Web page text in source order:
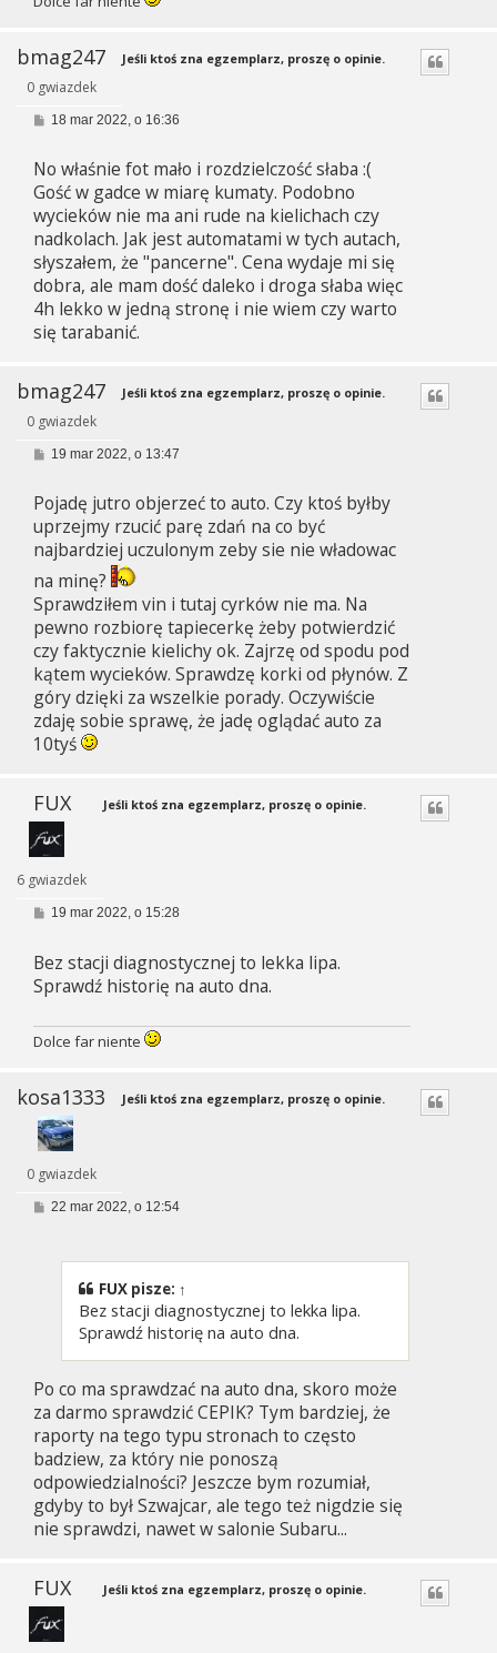
bmag247
0 gwiazdek
Jeśli ktoś zna egzemplarz, proszę o opinie.
P
t
18 mar 2022, o 16:36
No właśnie fot mało i rozdzielczość słaba :(
Gość w gadce w miarę kumaty. Podobno
wycieków nie ma ani rude na kielichach czy
nadkolach. Jak jest automatami w tych autach,
słyszałem, że "pancerne". Cena wydaje mi się
dobra, ale mam dość daleko i droga słaba więc
4h lekko w jedną stronę i nie wiem czy warto
się tarabanić.
bmag247
0 gwiazdek
Jeśli ktoś zna egzemplarz, proszę o opinie.
P
t
19 mar 2022, o 13:47
Pojadę jutro objerzeć to auto. Czy ktoś byłby
uprzejmy rzucić parę zdań na co być
najbardziej uczulonym zeby sie nie władowac
na minę?
Sprawdziłem vin i tutaj cyrków nie ma. Na
pewno rozbiorę tapiecerkę żeby potwierdzić
czy faktycznie kielichy ok. Zajrzę od spodu pod
kątem wycieków. Sprawdzę korki od płynów. Z
góry dzięki za wszelkie porady. Oczywiście
zdaję sobie sprawę, że jadę oglądać auto za
10tyś
FUX
6 gwiazdek
Jeśli ktoś zna egzemplarz, proszę o opinie.
P
t
19 mar 2022, o 15:28
Bez stacji diagnostycznej to lekka lipa.
Sprawdź historię na auto dna.
Dolce far niente
kosa1333
0 gwiazdek
Jeśli ktoś zna egzemplarz, proszę o opinie.
P22 mar 2022, o 12:54
FUX pisze: ↑
Bez stacji diagnostycznej to lekka lipa.
Sprawdź historię na auto dna.
Po co ma sprawdzać na auto dna, skoro może
za darmo sprawdzić CEPIK? Tym bardziej, że
raporty na tego typu stronach to często
badziew, za który nie ponoszą
odpowiedzialności? Jeszcze bym rozumiał,
gdyby to był Szwajcar, ale tego też nigdzie się
nie sprawdzi, nawet w salonie Subaru...
FUX Jeśli ktoś zna egzemplarz, proszę o opinie.